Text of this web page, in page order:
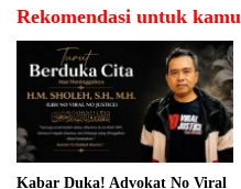
Rekomendasi untuk kamu
Kabar Duka! Advokat No Viral